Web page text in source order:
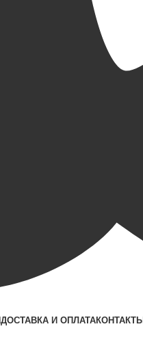
ДОСТАВКА И ОПЛАТАКОНТАКТЫ